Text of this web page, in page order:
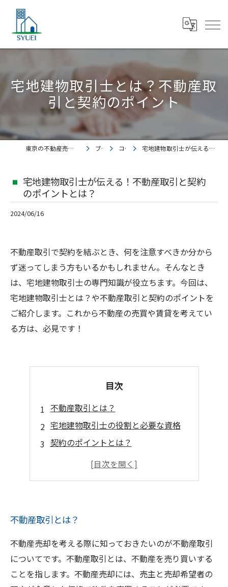
宅地建物取引士とは？不動産取
引と契約のポイント
東京の不動産売却なら株式会社集英都市開発 ブログ コラム 宅地建物取引士が伝える！不動産取引と契約のポイントとは？
宅地建物取引士が伝える！不動産取引と契約
のポイントとは？
2024/06/16
不動産取引で契約を結ぶとき、何を注意すべきか分から
ず迷ってしまう方もいるかもしれません。そんなとき
は、宅地建物取引士の専門知識が役立ちます。今回は、
宅地建物取引士とは？や不動産取引と契約のポイントを
ご紹介します。これから不動産の売買や賃貸を考えてい
る方は、必見です！
目次
不動産取引とは？
宅地建物取引士の役割と必要な資格
契約のポイントとは？
注意すべきポイントと罠
不動産取引とは？
不動産売却を考える際に知っておきたいのが不動産取引
についてです。不動産取引とは、不動産を売り買いする
ことを指します。不動産売却には、売主と売却希望者の